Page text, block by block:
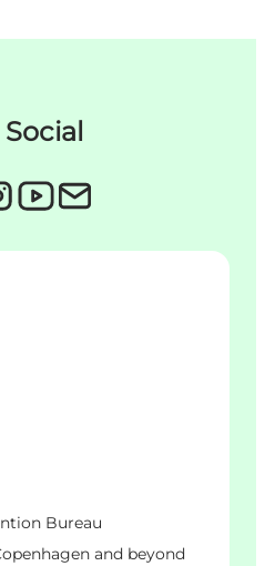
Bureau
and beyond